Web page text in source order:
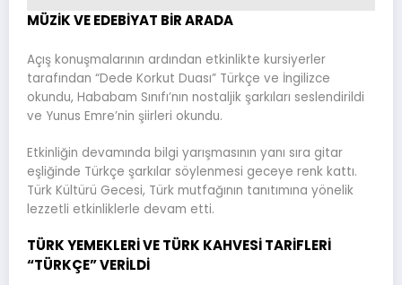
MÜZİK VE EDEBİYAT BİR ARADA
Açış konuşmalarının ardından etkinlikte kursiyerler
tarafından “Dede Korkut Duası” Türkçe ve İngilizce
okundu, Hababam Sınıfı’nın nostaljik şarkıları seslendirildi
ve Yunus Emre’nin şiirleri okundu.
Etkinliğin devamında bilgi yarışmasının yanı sıra gitar
eşliğinde Türkçe şarkılar söylenmesi geceye renk kattı.
Türk Kültürü Gecesi, Türk mutfağının tanıtımına yönelik
lezzetli etkinliklerle devam etti.
TÜRK YEMEKLERİ VE TÜRK KAHVESİ TARİFLERİ
“TÜRKÇE” VERİLDİ